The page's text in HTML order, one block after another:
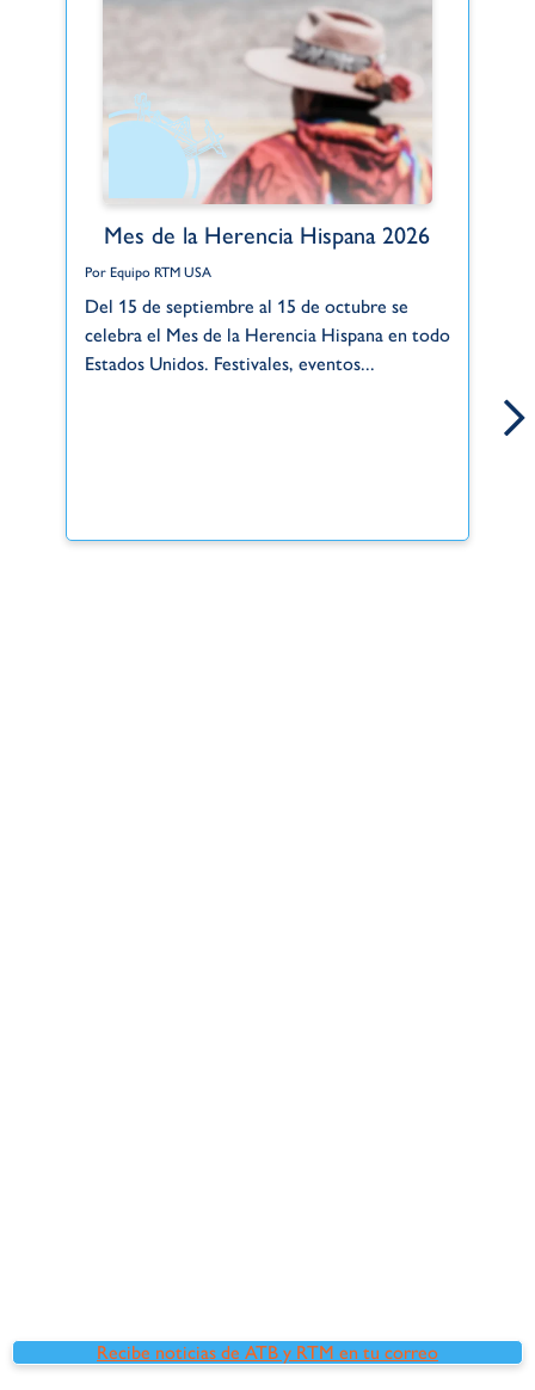
Mes de la Herencia Hispana 2026
Por Equipo RTM USA
Del 15 de septiembre al 15 de octubre se
celebra el Mes de la Herencia Hispana en todo
Estados Unidos. Festivales, eventos...
Recibe noticias de ATB y RTM en tu correo